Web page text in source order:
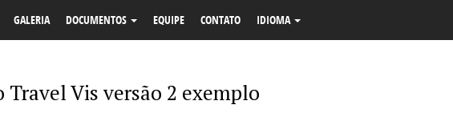
GALERIA DOCUMENTOS EQUIPE CONTATO IDIOMA
Travel Vis versão 2 exemplo